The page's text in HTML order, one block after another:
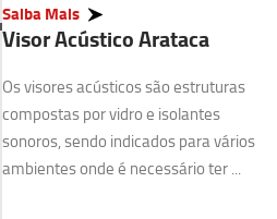
Saiba Mais
Visor Acústico Arataca
Os visores acústicos são estruturas
compostas por vidro e isolantes
sonoros, sendo indicados para vários
ambientes onde é necessário ter ...